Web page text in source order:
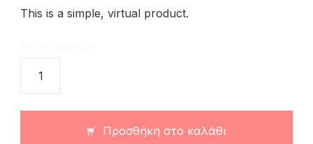
This is a simple, virtual product.
ποσότητα
Προσθήκη στο καλάθι